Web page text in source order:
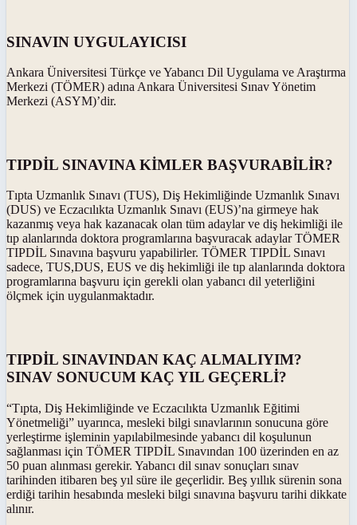
SINAVIN UYGULAYICISI
Ankara Üniversitesi Türkçe ve Yabancı Dil Uygulama ve Araştırma
Merkezi (TÖMER) adına Ankara Üniversitesi Sınav Yönetim
Merkezi (ASYM)’dir.
TIPDİL SINAVINA KİMLER BAŞVURABİLİR?
Tıpta Uzmanlık Sınavı (TUS), Diş Hekimliğinde Uzmanlık Sınavı
(DUS) ve Eczacılıkta Uzmanlık Sınavı (EUS)’na girmeye hak
kazanmış veya hak kazanacak olan tüm adaylar ve diş hekimliği ile
tıp alanlarında doktora programlarına başvuracak adaylar TÖMER
TIPDİL Sınavına başvuru yapabilirler. TÖMER TIPDİL Sınavı
sadece, TUS,DUS, EUS ve diş hekimliği ile tıp alanlarında doktora
programlarına başvuru için gerekli olan yabancı dil yeterliğini
ölçmek için uygulanmaktadır.
TIPDİL SINAVINDAN KAÇ ALMALIYIM?
SINAV SONUCUM KAÇ YIL GEÇERLİ?
“Tıpta, Diş Hekimliğinde ve Eczacılıkta Uzmanlık Eğitimi
Yönetmeliği” uyarınca, mesleki bilgi sınavlarının sonucuna göre
yerleştirme işleminin yapılabilmesinde yabancı dil koşulunun
sağlanması için TÖMER TIPDİL Sınavından 100 üzerinden en az
50 puan alınması gerekir. Yabancı dil sınav sonuçları sınav
tarihinden itibaren beş yıl süre ile geçerlidir. Beş yıllık sürenin sona
erdiği tarihin hesabında mesleki bilgi sınavına başvuru tarihi dikkate
alınır.